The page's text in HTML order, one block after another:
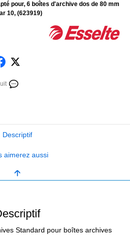
pour, 6 boîtes d'archive dos de 80 mm
10, (623919)
Descriptif
aimerez aussi
Standard pour boîtes archives